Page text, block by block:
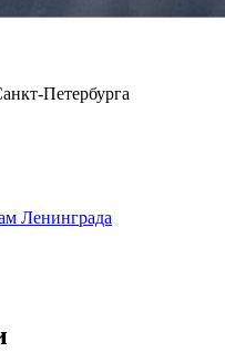
Петербурга
Ленинграда